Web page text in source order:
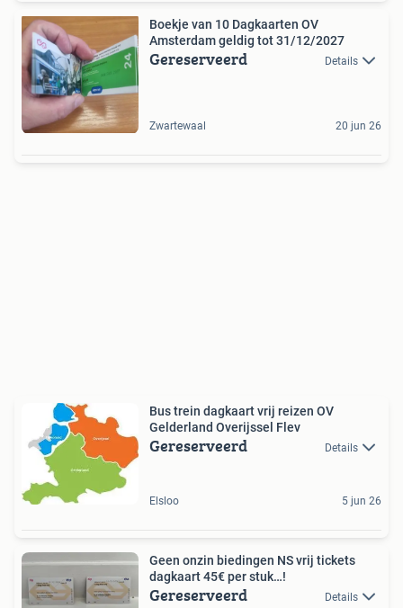
Boekje van 10 Dagkaarten OV
Amsterdam geldig tot 31/12/2027
Gereserveerd Details
Zwartewaal 20 jun 26
Bus trein dagkaart vrij reizen OV
Gelderland Overijssel Flev
Gereserveerd Details
Elsloo 5 jun 26
Geen onzin biedingen NS vrij tickets
dagkaart 45€ per stuk…!
Gereserveerd Details